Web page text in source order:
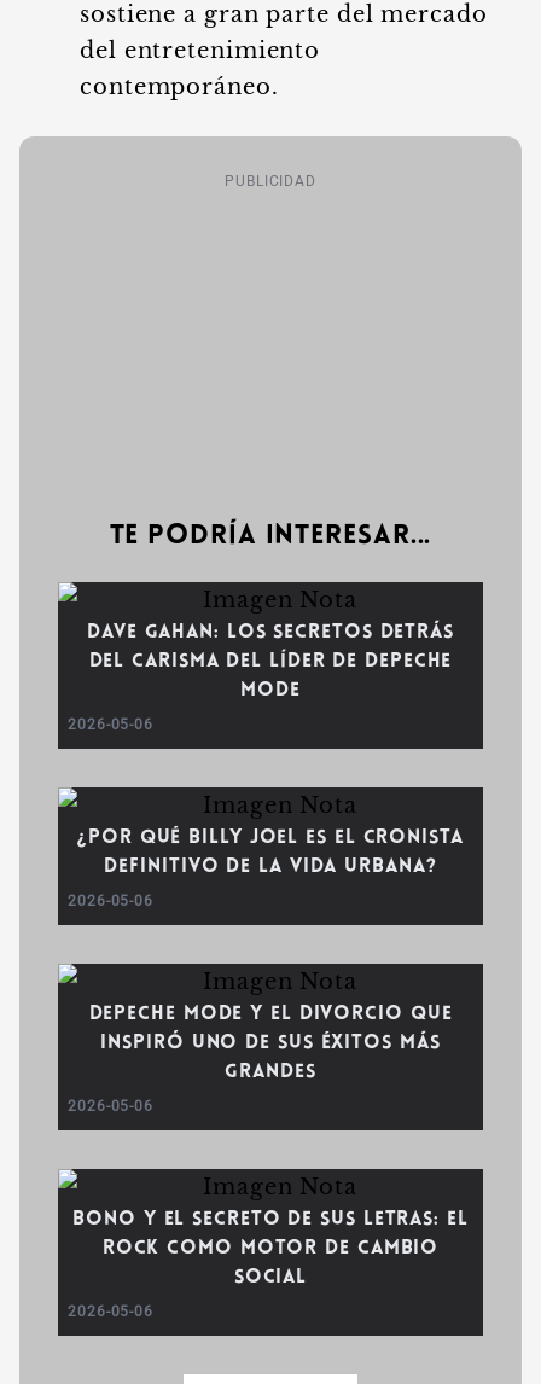
sostiene a gran parte del mercado
del entretenimiento
contemporáneo.
PUBLICIDAD
Te podría interesar...
Dave Gahan: Los secretos detrás
del carisma del líder de Depeche
Mode
2026-05-06
¿Por qué Billy Joel es el cronista
definitivo de la vida urbana?
2026-05-06
Depeche Mode y el divorcio que
inspiró uno de sus éxitos más
grandes
2026-05-06
Bono y el secreto de sus letras: El
rock como motor de cambio
social
2026-05-06